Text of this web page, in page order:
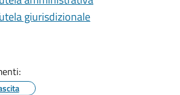
giurisdizionale